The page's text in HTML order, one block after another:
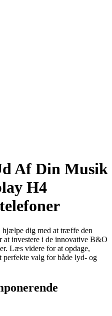
Af Din Musik
H4
dig med at træffe den
at investere i de innovative B&O
Læs videre for at opdage,
perfekte valg for både lyd- og